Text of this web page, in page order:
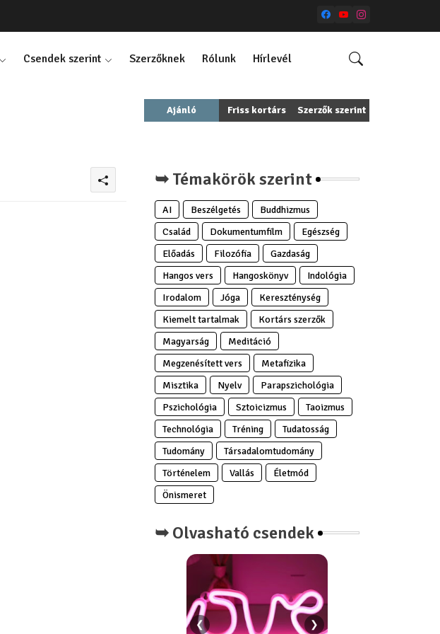
Csendek szerint Szerzőknek Rólunk Hírlevél
Ajánló Friss kortárs Szerzők szerint
➥ Témakörök szerint
AI Beszélgetés
Buddhizmus
Család
Dokumentumfilm
Egészség
Előadás
Filozófia
Gazdaság
Hangos vers
Hangoskönyv
Indológia
Irodalom
Jóga
Kereszténység
Kiemelt tartalmak
Kortárs szerzők
Magyarság
Meditáció
Megzenésített vers
Metafizika
Misztika
Nyelv
Parapszichológia
Pszichológia
Sztoicizmus
Taoizmus
Technológia
Tréning
Tudatosság
Tudomány
Társadalomtudomány
Történelem
Vallás
Életmód
Önismeret
➥ Olvasható csendek
❮ ❯